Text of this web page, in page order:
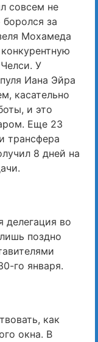
совсем не
боролся за
Мохамеда
У
Иана Эйра
касательно
и это
Еще 23
трансфера
8 дней на
делегация во
поздно
го января.
как
окна. В